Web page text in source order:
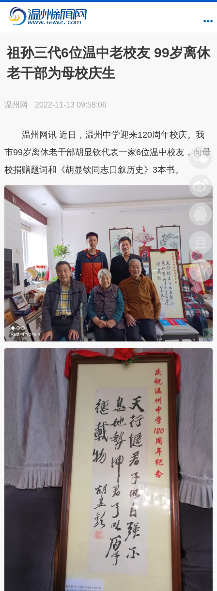
祖孙三代6位温中老校友 99岁离休
老干部为母校庆生
温州网 2022-11-13 09:58:06
温州网讯 近日，温州中学迎来120周年校庆。我
市99岁离休老干部胡显钦代表一家6位温中校友，向母
校捐赠题词和《胡显钦同志口叙历史》3本书。